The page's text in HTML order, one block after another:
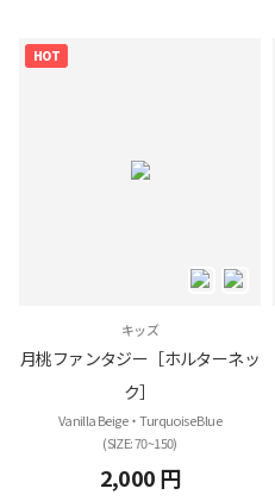
HOT
キッズ
月桃ファンタジー［ホルターネッ
ク］
Vanilla Beige・Turquoise Blue
(SIZE: 70~150)
2,000 円